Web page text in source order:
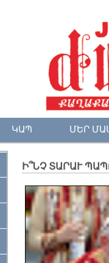
ԿԱՊ ՄԵՐ
Ի՞ՆՉ ՏԱՐԱՒ